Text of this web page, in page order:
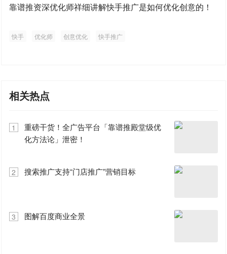
靠谱推资深优化师祥细讲解快手推广是如何优化创意的！
快手 优化师 创意优化 快手推广
相关热点
1
重磅干货！全广告平台「靠谱推殿堂级优
化方法论」泄密！
2 搜索推广支持“门店推广”营销目标
3 图解百度商业全景